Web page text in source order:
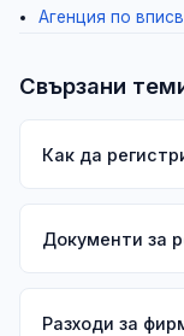
Агенция по
Свързани
Как да
Документи за
Разходи за